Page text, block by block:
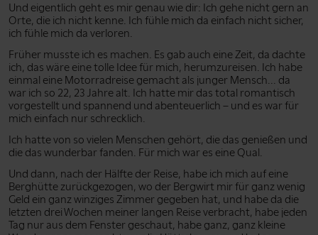
Und eigentlich geht es mir genau wie dir: Ich gehe nicht gern an
Orte, die ich nicht kenne. Ich fühle mich da einfach nicht sicher,
ich fühle mich da verloren.
Früher musste ich es machen. Es gab auch eine Zeit, da dachte
ich, das wäre eine tolle Idee für mich, herumzureisen. Ich habe
einmal eine Motorradreise gemacht als junger Mensch... da
war ich so 22, 23 Jahre alt. Ich hatte mir das total romantisch
vorgestellt und spannend und abenteuerlich – und es war für
mich einfach nur schrecklich.
Ich hatte von so vielen Menschen gehört, die das genießen und
die das wunderbar fanden. Für mich war es eine Qual.
Und dann, nach der Hälfte der Reise, habe ich mich auf eine
Berghütte zurückgezogen, wo der Bergwirt mir für ganz wenig
Geld ein ganz winziges Zimmer gegeben hat, und habe da die
letzten drei Wochen meiner langen Reise verbracht, habe jeden
Tag nur aus dem Fenster geschaut, habe ganz, ganz kleine